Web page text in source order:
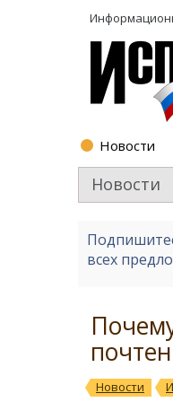
Новости
Новости
всех
Новости